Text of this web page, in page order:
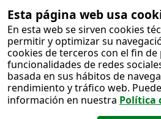
Esta página web usa
En esta web se sirven cookies
permitir y optimizar su
cookies de terceros con el fin
funcionalidades de redes
basada en sus hábitos de
rendimiento y tráfico web.
información en nuestra Política